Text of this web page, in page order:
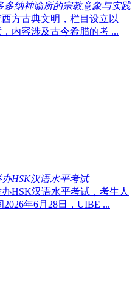
多纳神谕所的宗教意象与实践
方古典文明，栏目设立以
内容涉及古今希腊的考 ...
HSK汉语水平考试
HSK汉语水平考试，考生人
年6月28日，UIBE ...